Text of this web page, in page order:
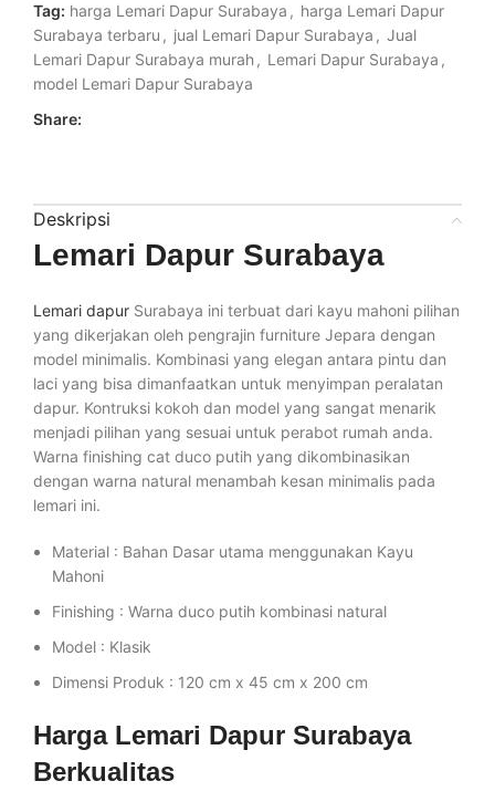
Tag: harga Lemari Dapur Surabaya , harga Lemari Dapur
Surabaya terbaru , jual Lemari Dapur Surabaya , Jual
Lemari Dapur Surabaya murah, Lemari Dapur Surabaya ,
model Lemari Dapur Surabaya
Share:
Deskripsi
Lemari Dapur Surabaya
Lemari dapur Surabaya ini terbuat dari kayu mahoni pilihan
yang dikerjakan oleh pengrajin furniture Jepara dengan
model minimalis. Kombinasi yang elegan antara pintu dan
laci yang bisa dimanfaatkan untuk menyimpan peralatan
dapur. Kontruksi kokoh dan model yang sangat menarik
menjadi pilihan yang sesuai untuk perabot rumah anda.
Warna finishing cat duco putih yang dikombinasikan
dengan warna natural menambah kesan minimalis pada
lemari ini.
Material : Bahan Dasar utama menggunakan Kayu
Mahoni
Finishing : Warna duco putih kombinasi natural
Model : Klasik
Dimensi Produk : 120 cm x 45 cm x 200 cm
Harga Lemari Dapur Surabaya
Berkualitas